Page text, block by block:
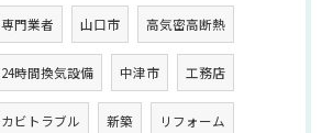
専門業者 山口市 高気密高断熱
24時間換気設備 中津市 工務店
カビトラブル 新築 リフォーム